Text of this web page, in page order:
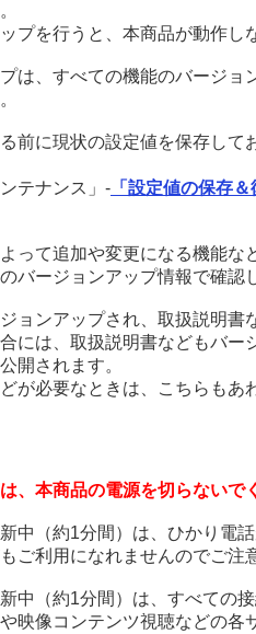
プを行うと、本商品が動作し
は、すべての機能のバージョ
前に現状の設定値を保存して
テナンス」- 「設定値の保存
って追加や変更になる機能な
バージョンアップ情報で確認
ョンアップされ、取扱説明書
には、取扱説明書などもバー
開されます。
が必要なときは、こちらもあ
、本商品の電源を切らないで
中（約1分間）は、ひかり電
ご利用になれませんのでご注
中（約1分間）は、すべての
映像コンテンツ視聴などの各